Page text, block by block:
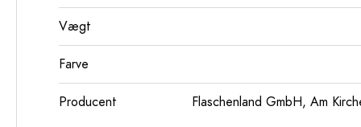
Vægt
Farve
Producent
Flaschenland GmbH, Am